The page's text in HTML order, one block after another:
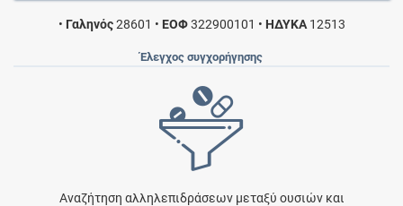
• Γαληνός28601 • ΕΟΦ322900101 • ΗΔΥΚΑ12513
Έλεγχος συγχορήγησης
Αναζήτηση αλληλεπιδράσεων μεταξύ ουσιών και